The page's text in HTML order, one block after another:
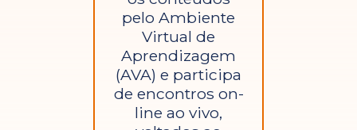
pelo Ambiente
Virtual de
Aprendizagem
(AVA) e participa
de encontros on-
line ao vivo,